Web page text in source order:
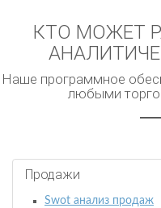
КТО МОЖЕТ
Наше программное
любыми
Продажи
Swot анализ продаж